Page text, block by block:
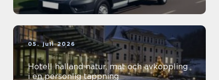
05. juli 2026
Hotell halland natur, mat och avkoppling
i en personlig tappning